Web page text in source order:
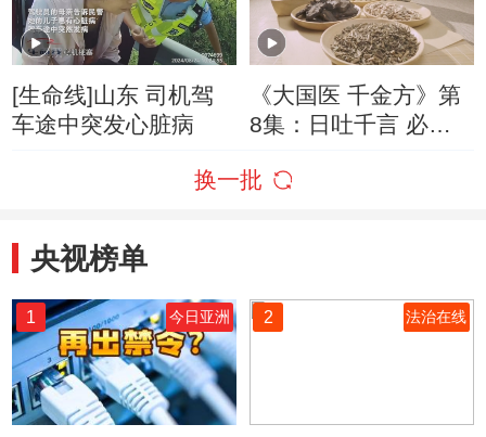
[生命线]山东 司机驾
车途中突发心脏病
《大国医 千金方》第
8集：日吐千言 必有
忙
换一批
央视榜单
1 今日亚洲 2 法治在线